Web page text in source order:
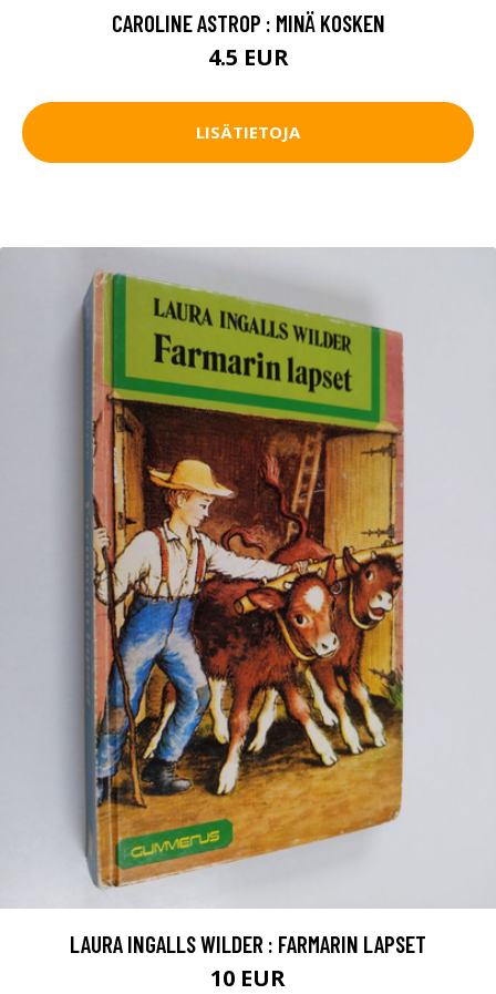
CAROLINE ASTROP : MINÄ KOSKEN
4.5 EUR
LISÄTIETOJA
LAURA INGALLS WILDER : FARMARIN LAPSET
10 EUR